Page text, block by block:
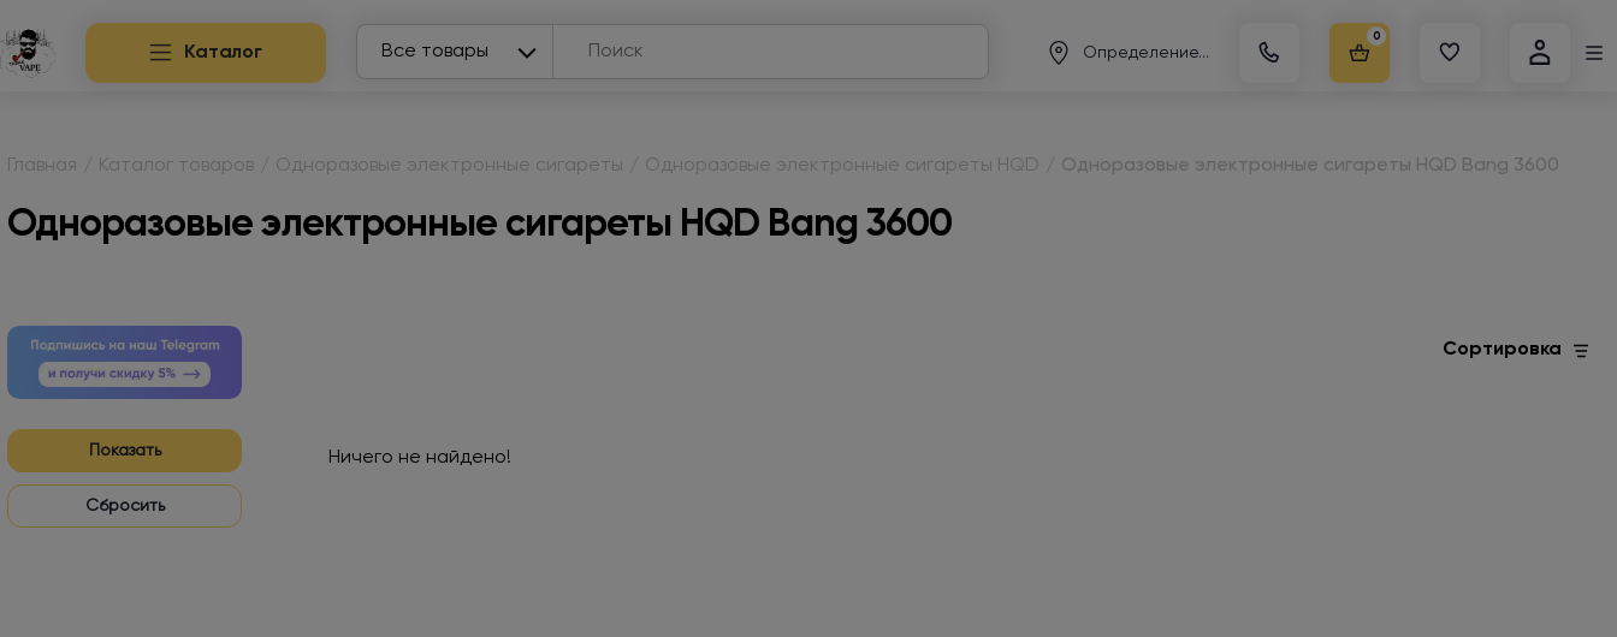
Каталог Все товары
Search
Определение...
0
Главная Каталог товаров Одноразовые электронные сигареты Одноразовые электронные сигареты HQD Одноразовые электронные сигареты HQD Bang 3600
Одноразовые электронные сигареты HQD Bang 3600
Показать
Сортировка
Ничего не найдено!